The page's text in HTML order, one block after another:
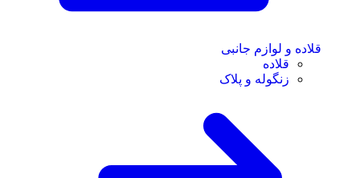
قلاده و لوازم جانبی
قلاده
زنگوله و پلاک